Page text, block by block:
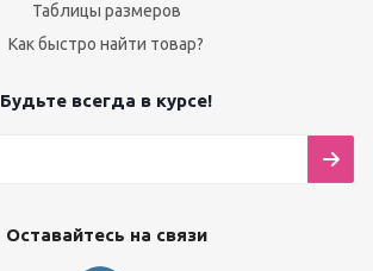
Таблицы размеров
Как быстро найти товар?
Будьте всегда в курсе!
Оставайтесь на связи